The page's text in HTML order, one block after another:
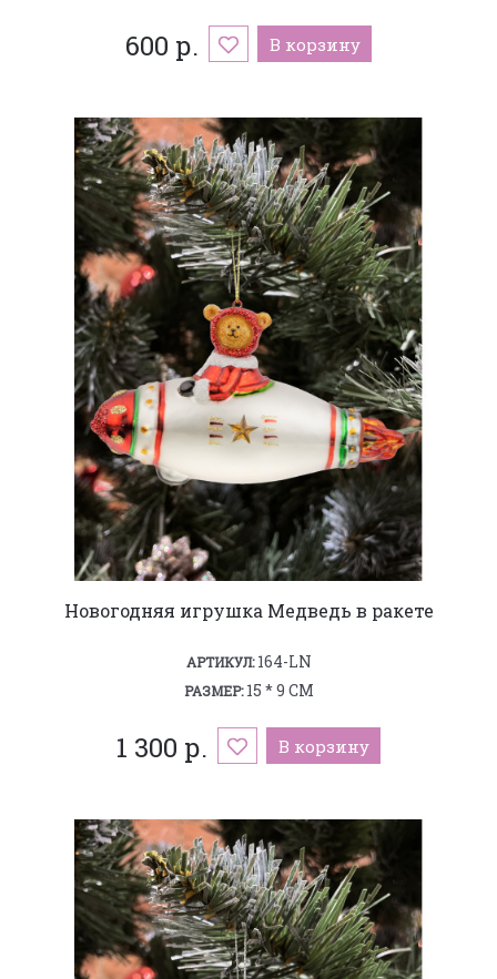
600 р. В корзину
Новогодняя игрушка Медведь в ракете
АРТИКУЛ:164-LN
РАЗМЕР:15 * 9 СМ
1 300 р. В корзину